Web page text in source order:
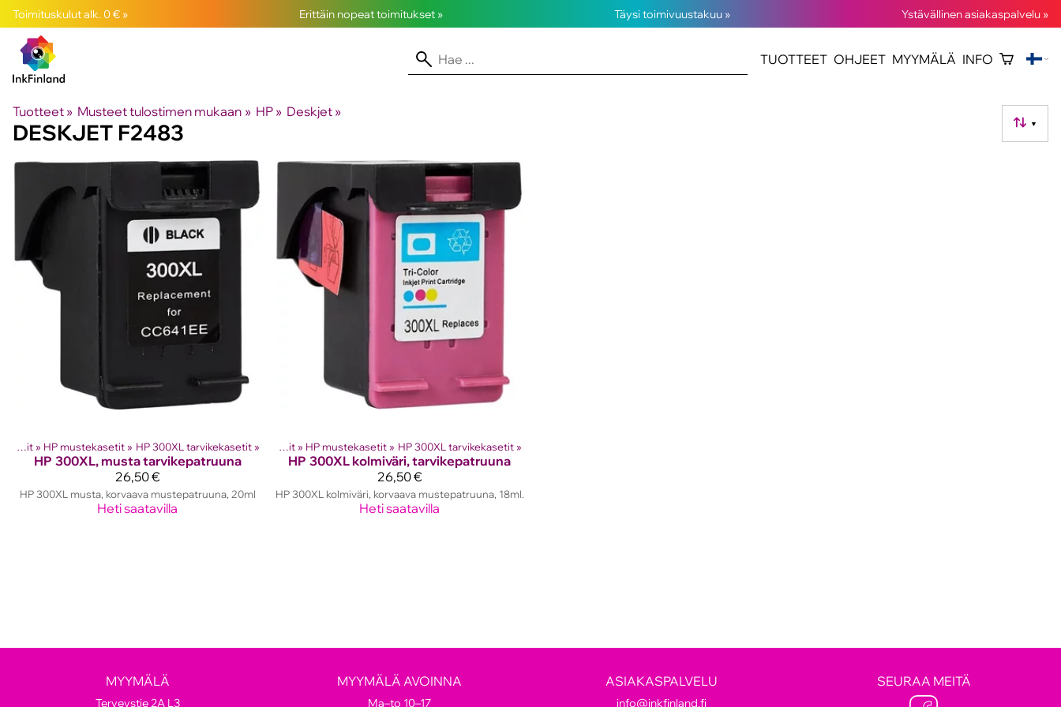
Toimituskulut alk. 0 € » Erittäin nopeat toimitukset » Täysi toimivuustakuu » Ystävällinen asiakaspalvelu »
TUOTTEET OHJEET MYYMÄLÄ INFO
Tuotteet ‪» Musteet tulostimen mukaan ‪» HP ‪» Deskjet ‪»
▼
DESKJET F2483
Mustesuihkutulostinten kasetit ‪» HP mustekasetit ‪» HP 300XL tarvikekasetit ‪»
HP 300XL, musta tarvikepatruuna
26,50 €
HP 300XL musta, korvaava mustepatruuna, 20ml
Heti saatavilla
Tuotteet ‪» Mustesuihkutulostinten kasetit ‪» HP mustekasetit ‪» HP 300XL tarvikekasetit ‪»
HP 300XL kolmiväri, tarvikepatruuna
26,50 €
HP 300XL kolmiväri, korvaava mustepatruuna, 18ml.
Heti saatavilla
MYYMÄLÄ
Terveystie 2A L3
MYYMÄLÄ AVOINNA
Ma–to 10–17
ASIAKASPALVELU
info@inkfinland.fi
SEURAA MEITÄ